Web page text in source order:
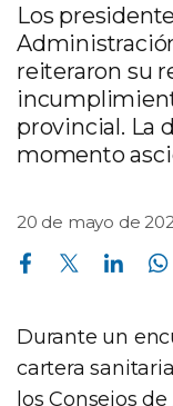
Los
reiteraron su
provincial. La
momento
20 de mayo de
Compartir en Facebook Compartir en Twitter Compartir en Linkedin Compartir en Whatsapp
Durante un
cartera
los Consejos